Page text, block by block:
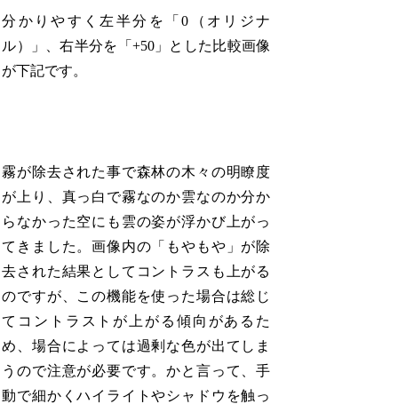
分かりやすく左半分を「0（オリジナ
ル）」、右半分を「+50」とした比較画像
が下記です。
霧が除去された事で森林の木々の明瞭度
が上り、真っ白で霧なのか雲なのか分か
らなかった空にも雲の姿が浮かび上がっ
てきました。画像内の「もやもや」が除
去された結果としてコントラスも上がる
のですが、この機能を使った場合は総じ
てコントラストが上がる傾向があるた
め、場合によっては過剰な色が出てしま
うので注意が必要です。かと言って、手
動で細かくハイライトやシャドウを触っ